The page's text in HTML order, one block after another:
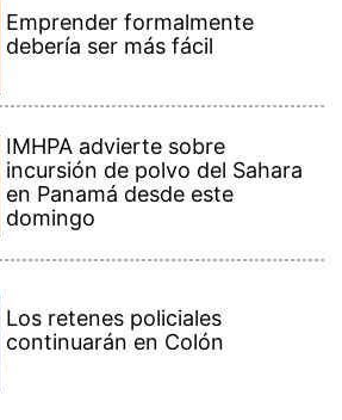
Emprender formalmente
debería ser más fácil
IMHPA advierte sobre
incursión de polvo del Sahara
en Panamá desde este
domingo
Los retenes policiales
continuarán en Colón